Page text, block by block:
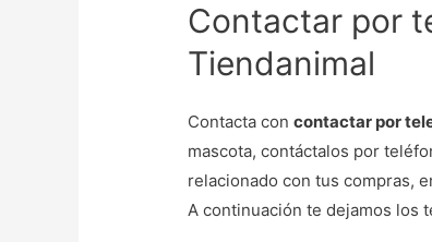
Contactar por
Tiendanimal
Contacta concontactar por
mascota, contáctalos por
relacionado con tus compras,
A continuación te dejamos los